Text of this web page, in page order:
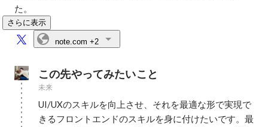
た。
さらに表示
note.com +2
この先やってみたいこと
未来
UI/UXのスキルを向上させ、それを最適な形で実現で
きるフロントエンドのスキルを身に付けたいです。最